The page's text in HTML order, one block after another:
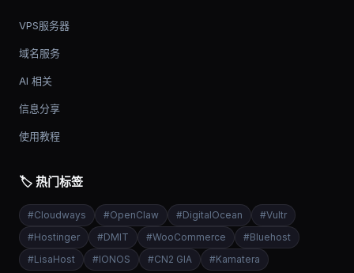
VPS服务器
域名服务
AI 相关
信息分享
使用教程
🏷️ 热门标签
#Cloudways #OpenClaw #DigitalOcean #Vultr
#Hostinger #DMIT #WooCommerce #Bluehost
#LisaHost #IONOS #CN2 GIA #Kamatera